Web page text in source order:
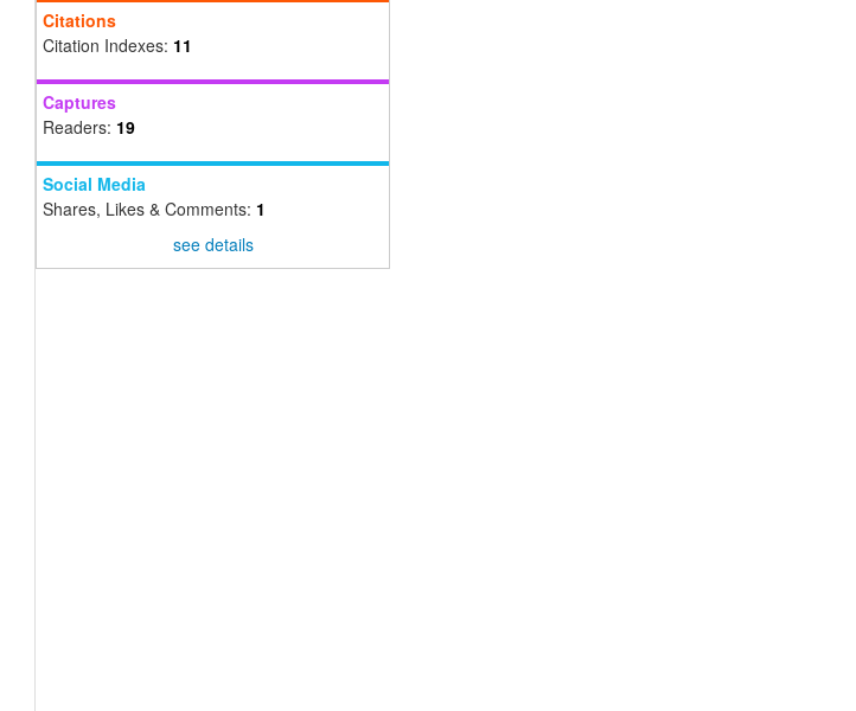
Citations
Citation Indexes: 11
Captures
Readers: 19
Social Media
Shares, Likes & Comments: 1
see details